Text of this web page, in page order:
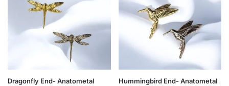
Dragonfly End- Anatometal
Dit
Hummingbird End- Anatometal
Dit